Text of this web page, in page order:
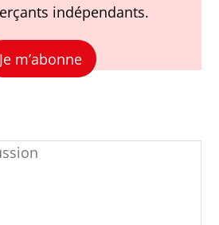
indépendants.
Je m’abonne